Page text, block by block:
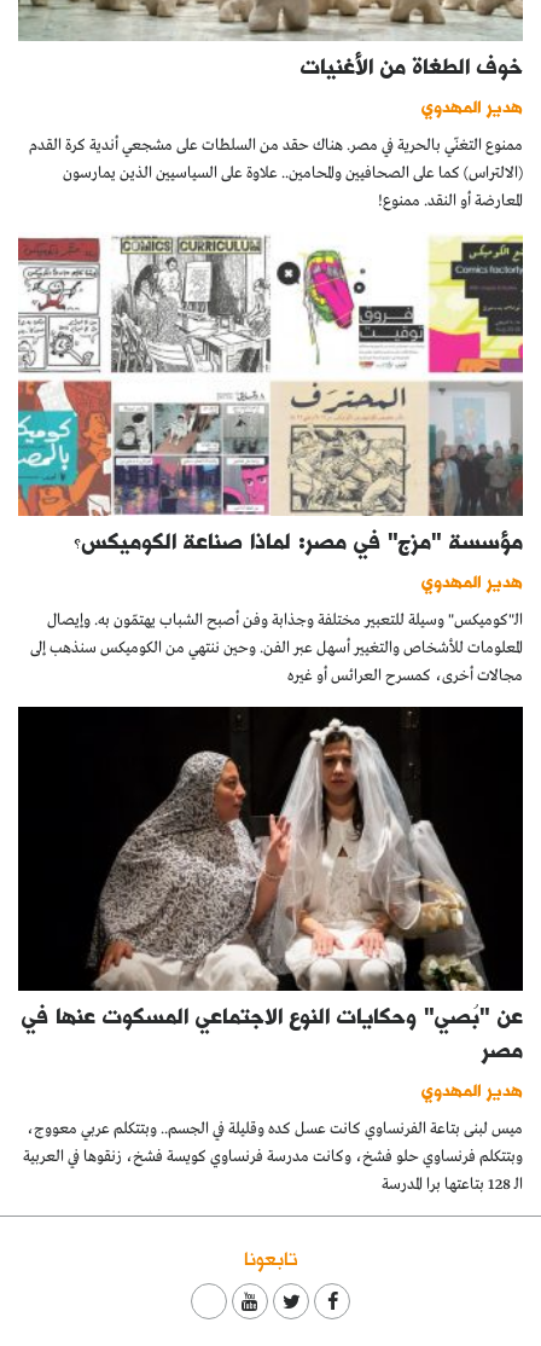
خوف الطغاة من الأغنيات
هدير المهدوي
ممنوع التغنّي بالحرية في مصر. هناك حقد من السلطات على مشجعي أندية كرة القدم
(الالتراس) كما على الصحافيين والمحامين.. علاوة على السياسيين الذين يمارسون
المعارضة أو النقد. ممنوع!
مؤسسة "مزج" في مصر: لماذا صناعة الكوميكس؟
هدير المهدوي
الـ"كوميكس" وسيلة للتعبير مختلفة وجذابة وفن أصبح الشباب يهتمّون به. وإيصال
المعلومات للأشخاص والتغيير أسهل عبر الفن. وحين ننتهي من الكوميكس سنذهب إلى
مجالات أخرى، كمسرح العرائس أو غيره
عن "بُصي" وحكايات النوع الاجتماعي المسكوت عنها في
مصر
هدير المهدوي
ميس لبنى بتاعة الفرنساوي كانت عسل كده وقليلة في الجسم.. وبتتكلم عربي معووج،
وبتتكلم فرنساوي حلو فشخ، وكانت مدرسة فرنساوي كويسة فشخ، زنقوها في العربية
الـ 128 بتاعتها برا المدرسة
تابعونا